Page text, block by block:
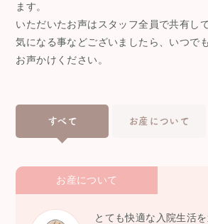
ます。
いただいたお声はスタッフ全員で共有し
気になる事などございましたら、いつで
お声かけください。
すべて お産について
お産について
とても快適な入院生活